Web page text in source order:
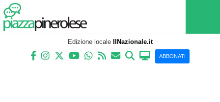
Edizione locale IlNazionale.it
ABBONATI